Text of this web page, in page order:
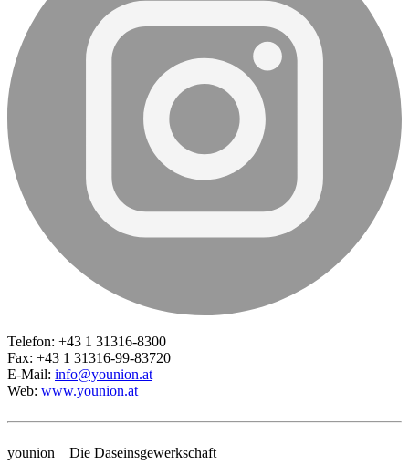
Telefon: +43 1 31316-8300
Fax: +43 1 31316-99-83720
E-Mail: info@younion.at
Web: www.younion.at
younion _ Die Daseinsgewerkschaft